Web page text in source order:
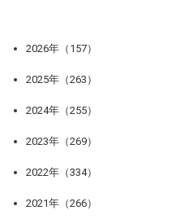
2026年（157）
2025年（263）
2024年（255）
2023年（269）
2022年（334）
2021年（266）